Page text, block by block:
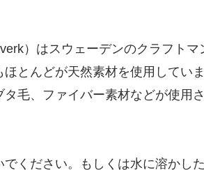
）はスウェーデンのクラフト
とんどが天然素材を使用してい
毛、ファイバー素材などが使用さ
ください。もしくは水に溶かし